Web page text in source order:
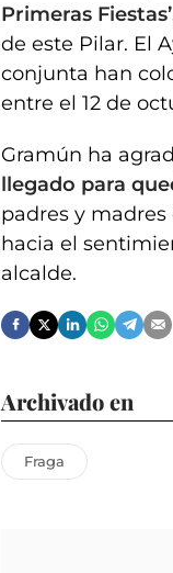
Primeras
de este Pilar. El
conjunta han
entre el 12 de
Gramún ha
llegado para
padres y
hacia el
alcalde.
Archivado en
Fraga